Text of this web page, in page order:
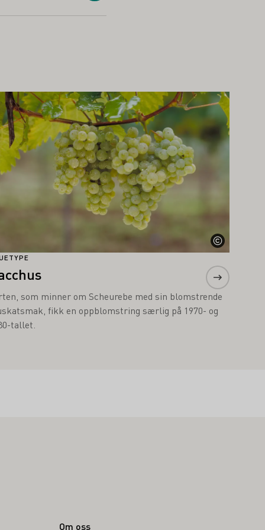
som minner om Scheurebe med sin blomstrende
fikk en oppblomstring særlig på 1970- og
tallet.
mer om dette
Om oss